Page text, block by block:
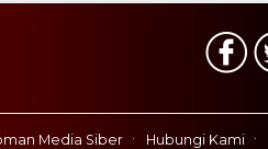
Media Siber Hubungi Kami